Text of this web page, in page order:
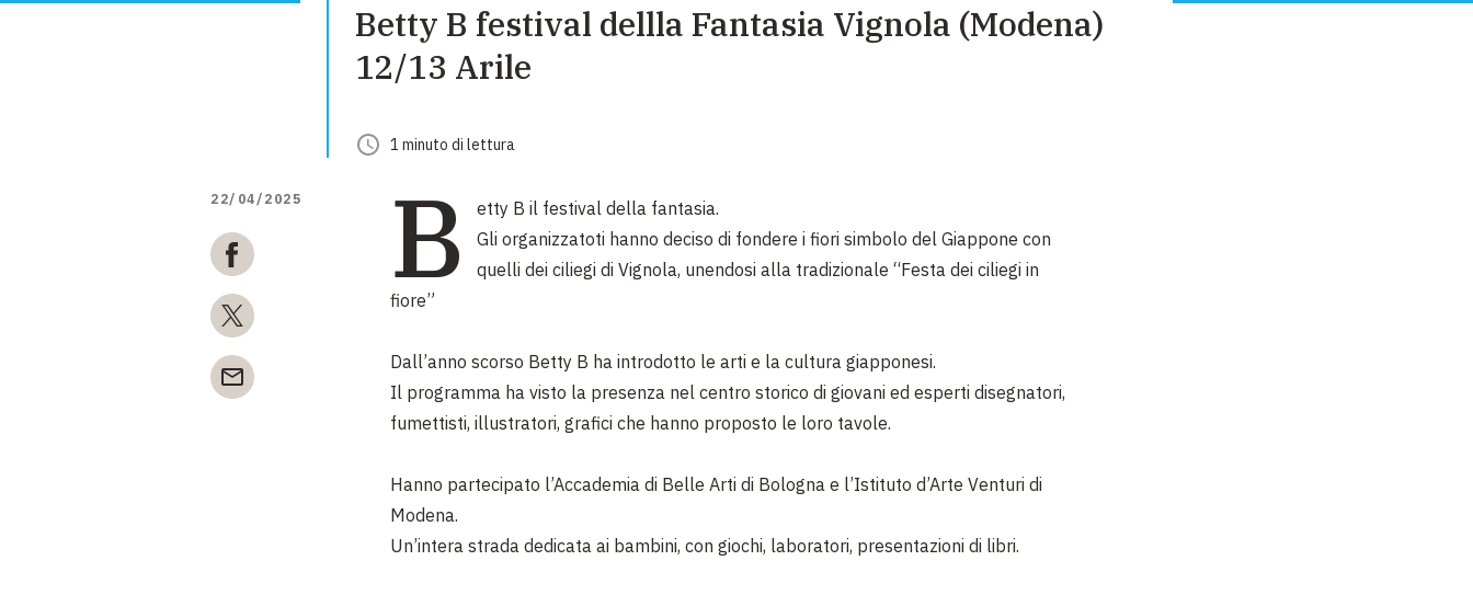
EMERGENZE
GRANDI DONAZIONI
Betty B festival dellla Fantasia Vignola (Modena)
12/13 Arile
1 minuto di lettura
22/04/2025 B
etty B il festival della fantasia.
Gli organizzatoti hanno deciso di fondere i fiori simbolo del Giappone con
quelli dei ciliegi di Vignola, unendosi alla tradizionale “Festa dei ciliegi in
fiore”
Dall’anno scorso Betty B ha introdotto le arti e la cultura giapponesi.
Il programma ha visto la presenza nel centro storico di giovani ed esperti disegnatori,
fumettisti, illustratori, grafici che hanno proposto le loro tavole.
Hanno partecipato l’Accademia di Belle Arti di Bologna e l’Istituto d’Arte Venturi di
Modena.
Un’intera strada dedicata ai bambini, con giochi, laboratori, presentazioni di libri.